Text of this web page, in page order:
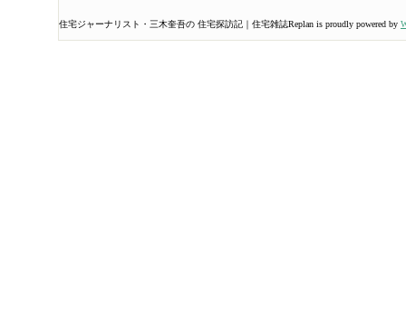
住宅ジャーナリスト・三木奎吾の 住宅探訪記｜住宅雑誌Replan is proudly powered by